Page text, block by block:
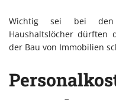
Wichtig sei bei den
Haushaltslöcher dürften
der Bau von Immobilien